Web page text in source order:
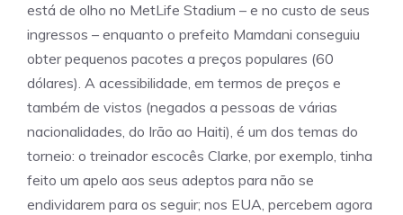
está de olho no MetLife Stadium – e no custo de seus
ingressos – enquanto o prefeito Mamdani conseguiu
obter pequenos pacotes a preços populares (60
dólares). A acessibilidade, em termos de preços e
também de vistos (negados a pessoas de várias
nacionalidades, do Irão ao Haiti), é um dos temas do
torneio: o treinador escocês Clarke, por exemplo, tinha
feito um apelo aos seus adeptos para não se
endividarem para os seguir; nos EUA, percebem agora